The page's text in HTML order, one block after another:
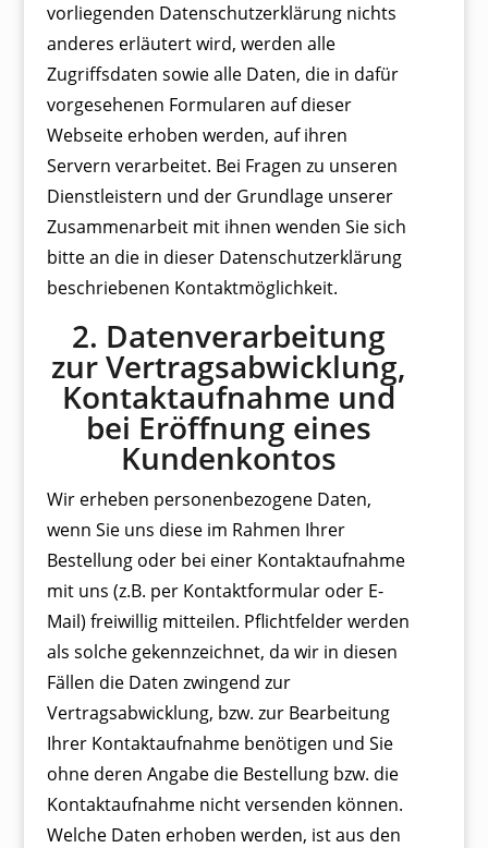
vorliegenden Datenschutzerklärung nichts
anderes erläutert wird, werden alle
Zugriffsdaten sowie alle Daten, die in dafür
vorgesehenen Formularen auf dieser
Webseite erhoben werden, auf ihren
Servern verarbeitet. Bei Fragen zu unseren
Dienstleistern und der Grundlage unserer
Zusammenarbeit mit ihnen wenden Sie sich
bitte an die in dieser Datenschutzerklärung
beschriebenen Kontaktmöglichkeit.
2. Datenverarbeitung
zur Vertragsabwicklung,
Kontaktaufnahme und
bei Eröffnung eines
Kundenkontos
Wir erheben personenbezogene Daten,
wenn Sie uns diese im Rahmen Ihrer
Bestellung oder bei einer Kontaktaufnahme
mit uns (z.B. per Kontaktformular oder E-
Mail) freiwillig mitteilen. Pflichtfelder werden
als solche gekennzeichnet, da wir in diesen
Fällen die Daten zwingend zur
Vertragsabwicklung, bzw. zur Bearbeitung
Ihrer Kontaktaufnahme benötigen und Sie
ohne deren Angabe die Bestellung bzw. die
Kontaktaufnahme nicht versenden können.
Welche Daten erhoben werden, ist aus den